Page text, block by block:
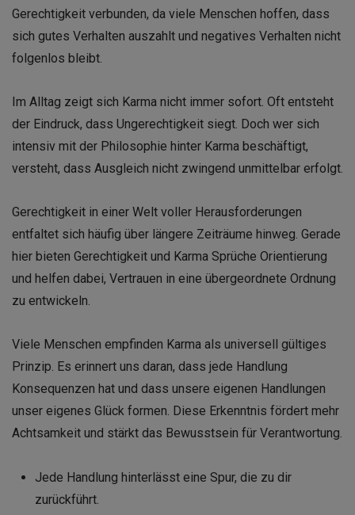
Gerechtigkeit verbunden, da viele Menschen hoffen, dass
sich gutes Verhalten auszahlt und negatives Verhalten nicht
folgenlos bleibt.
Im Alltag zeigt sich Karma nicht immer sofort. Oft entsteht
der Eindruck, dass Ungerechtigkeit siegt. Doch wer sich
intensiv mit der Philosophie hinter Karma beschäftigt,
versteht, dass Ausgleich nicht zwingend unmittelbar erfolgt.
Gerechtigkeit in einer Welt voller Herausforderungen
entfaltet sich häufig über längere Zeiträume hinweg. Gerade
hier bieten Gerechtigkeit und Karma Sprüche Orientierung
und helfen dabei, Vertrauen in eine übergeordnete Ordnung
zu entwickeln.
Viele Menschen empfinden Karma als universell gültiges
Prinzip. Es erinnert uns daran, dass jede Handlung
Konsequenzen hat und dass unsere eigenen Handlungen
unser eigenes Glück formen. Diese Erkenntnis fördert mehr
Achtsamkeit und stärkt das Bewusstsein für Verantwortung.
Jede Handlung hinterlässt eine Spur, die zu dir
zurückführt.